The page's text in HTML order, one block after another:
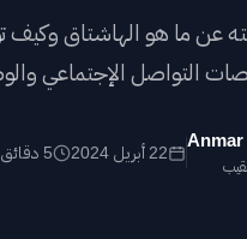
عن ما هو الهاشتاق وكيف
التواصل الإجتماعي
22 أبريل 2024 5 دقائق قراءة